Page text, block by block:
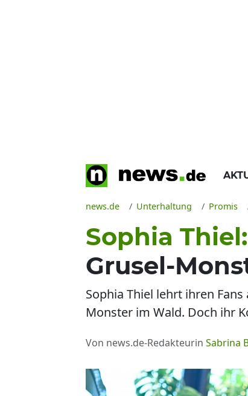
news.de Unterhaltung Promis
Sophia Thiel:
Grusel-
Sophia Thiel lehrt ihren
Monster im Wald. Doch ihr
Von news.de-Redakteurin Sabrina